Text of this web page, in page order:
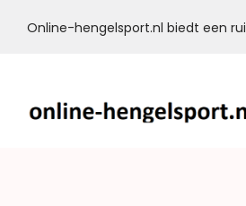
Online-hengelsport.nl biedt een